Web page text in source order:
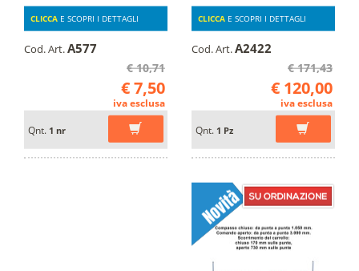
CLICCA E SCOPRI I DETTAGLI
Cod. Art.A577
€ 10,71
€ 7,50
iva esclusa
Qnt. 1 nr
CLICCA E SCOPRI I DETTAGLI
Cod. Art.A2422
€ 171,43
€ 120,00
iva esclusa
Qnt. 1 Pz